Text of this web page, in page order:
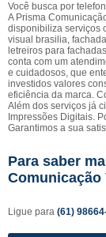
Você busca por
A Prisma
disponibiliza serviços
visual brasilia,
letreiros para
conta com um
e cuidadosos, que
investidos valores
eficiência da marca.
Além dos serviços já
Impressões Digitais.
Garantimos a sua
Para saber
Comunicação
Ligue para (61)